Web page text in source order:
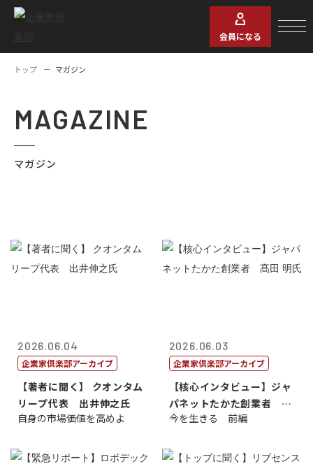
会員になる
トップ マガジン
MAGAZINE
マガジン
2026.06.04
企業家倶楽部アーカイブ
【著者に聞く】 クオンタム
リープ代表 出井伸之氏
自身の市場価値を高めよ
2026.06.03
企業家倶楽部アーカイブ
【核心インタビュー】ジャ
パネットたかた創業者 髙
田 明氏
今を生きる 前編